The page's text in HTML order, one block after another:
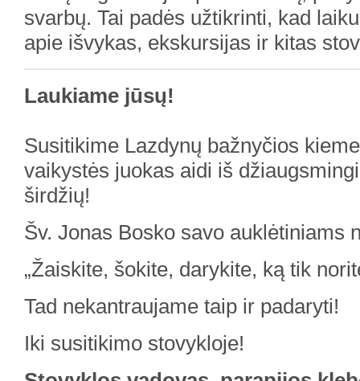
svarbų. Tai padės užtikrinti, kad
apie išvykas, ekskursijas ir kitas
Laukiame jūsų!
Susitikime Lazdynų bažnyčios
vaikystės juokas aidi iš
širdžių!
Šv. Jonas Bosko savo auklėtiniams
„Žaiskite, šokite, darykite, ką tik
Tad nekantraujame taip ir padaryti!
Iki susitikimo stovykloje!